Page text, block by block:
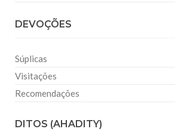
DEVOÇÕES
Súplicas
Visitações
Recomendações
DITOS (AHADITY)